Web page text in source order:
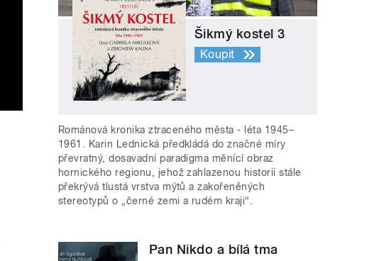
Šikmý kostel 3
Koupit
Románová kronika ztraceného města - léta 1945–
1961. Karin Lednická předkládá do značné míry
převratný, dosavadní paradigma měnící obraz
hornického regionu, jehož zahlazenou historii stále
překrývá tlustá vrstva mýtů a zakořeněných
stereotypů o „černé zemi a rudém kraji“.
Pan Nikdo a bílá tma